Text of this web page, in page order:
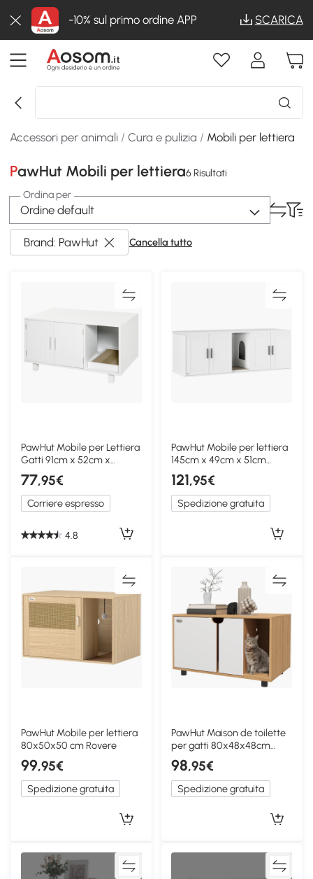
-10% sul primo ordine APP SCARICA
Accessori per animali /Cura e pulizia / Mobili per lettiera
PawHut Mobili per lettiera6 Risultati
Ordina per
Ordine default
Brand: PawHut Cancella tutto
PawHut Mobile per Lettiera
Gatti 91cm x 52cm x
50.5cm Bianco
77,95€
Corriere espresso
4.8
PawHut Mobile per lettiera
145cm x 49cm x 51cm
Bianco
121,95€
Spedizione gratuita
PawHut Mobile per lettiera
80x50x50 cm Rovere
99,95€
Spedizione gratuita
PawHut Maison de toilette
per gatti 80x48x48cm
Quercia
98,95€
Spedizione gratuita